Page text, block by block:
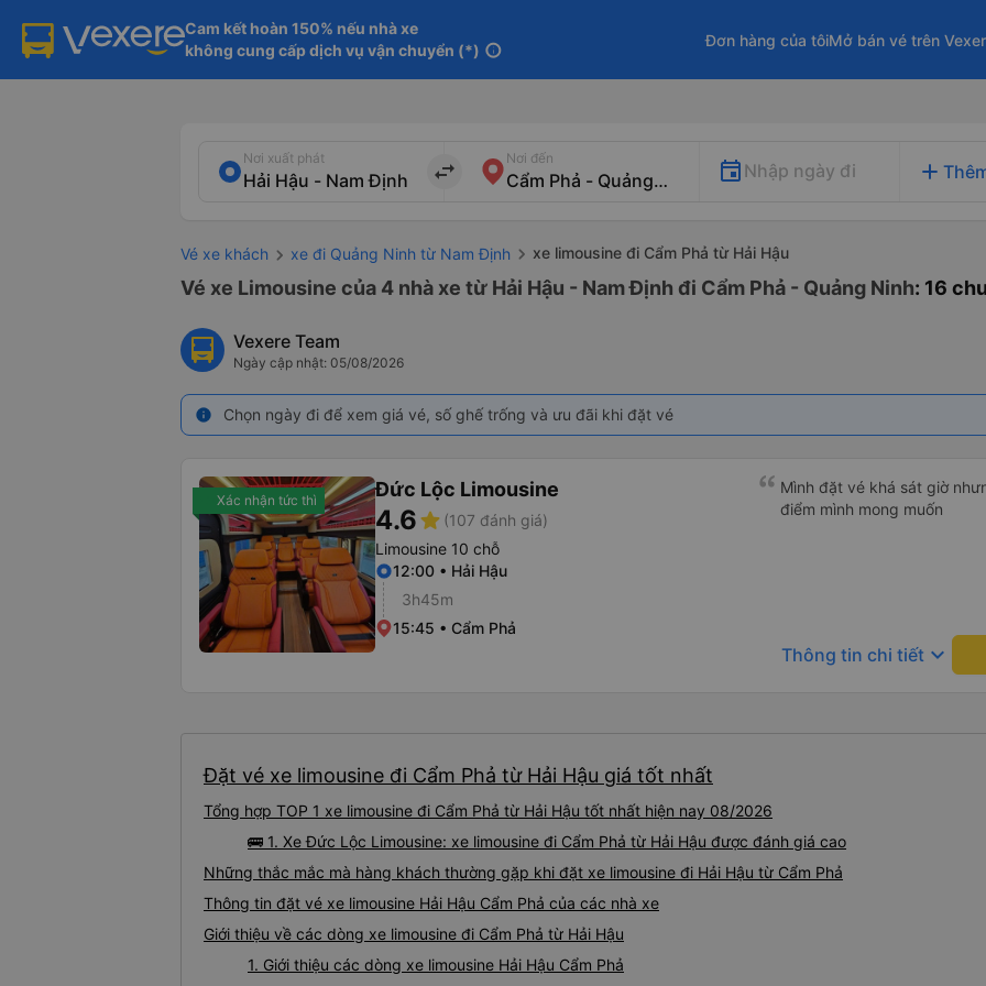
Cam kết hoàn 150% nếu nhà xe
không cung cấp dịch vụ vận chuyển (*) info
Đơn hàng của tôiMở bán vé trên
Nơi xuất phát
import_export
Nơi đến
Nhập ngày đi add
Vé xe khách xe đi Quảng Ninh từ Nam Định xe limousine đi Cẩm Phả từ Hải Hậu
Vé xe Limousine của 4 nhà xe từ Hải Hậu - Nam Định đi Cẩm Phả - Quảng Ninh: 16
Vexere Team
Ngày cập nhật: 05/08/2026
info Chọn ngày đi để xem giá vé, số ghế trống và ưu đãi khi đặt vé
Xác nhận tức thì Đức Lộc Limousine
4.6star (107 đánh giá)
Limousine 10 chỗ
12:00 • Hải Hậu
3h45m
15:45 • Cẩm Phả
Mình đặt vé khá sát giờ
điểm mình mong muốn
Thông tin chi tiết keyboard_arrow_down
Đặt vé xe limousine đi Cẩm Phả từ Hải Hậu giá tốt nhất
Tổng hợp TOP 1 xe limousine đi Cẩm Phả từ Hải Hậu tốt nhất hiện nay 08/2026
🚌 1. Xe Đức Lộc Limousine: xe limousine đi Cẩm Phả từ Hải Hậu được đánh giá cao
Những thắc mắc mà hàng khách thường gặp khi đặt xe limousine đi Hải Hậu từ Cẩm Phả
Thông tin đặt vé xe limousine Hải Hậu Cẩm Phả của các nhà xe
Giới thiệu về các dòng xe limousine đi Cẩm Phả từ Hải Hậu
1. Giới thiệu các dòng xe limousine Hải Hậu Cẩm Phả